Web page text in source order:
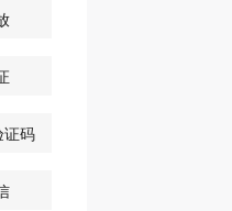
证码